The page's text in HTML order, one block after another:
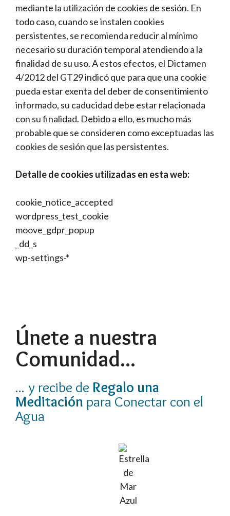
mediante la utilización de cookies de sesión. En
todo caso, cuando se instalen cookies
persistentes, se recomienda reducir al mínimo
necesario su duración temporal atendiendo a la
finalidad de su uso. A estos efectos, el Dictamen
4/2012 del GT29 indicó que para que una cookie
pueda estar exenta del deber de consentimiento
informado, su caducidad debe estar relacionada
con su finalidad. Debido a ello, es mucho más
probable que se consideren como exceptuadas las
cookies de sesión que las persistentes.
Detalle de cookies utilizadas en esta web:
cookie_notice_accepted
wordpress_test_cookie
moove_gdpr_popup
_dd_s
wp-settings-*
Únete a nuestra
Comunidad...
... y recibe de Regalo una
Meditación para Conectar con el
Agua